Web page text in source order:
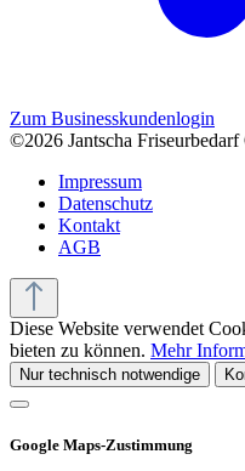
Zum Businesskundenlogin
©2026 Jantscha
Impressum
Datenschutz
Kontakt
AGB
Diese Website verwendet
bieten zu können. Mehr
Nur technisch notwendige
Google Maps-Zustimmung